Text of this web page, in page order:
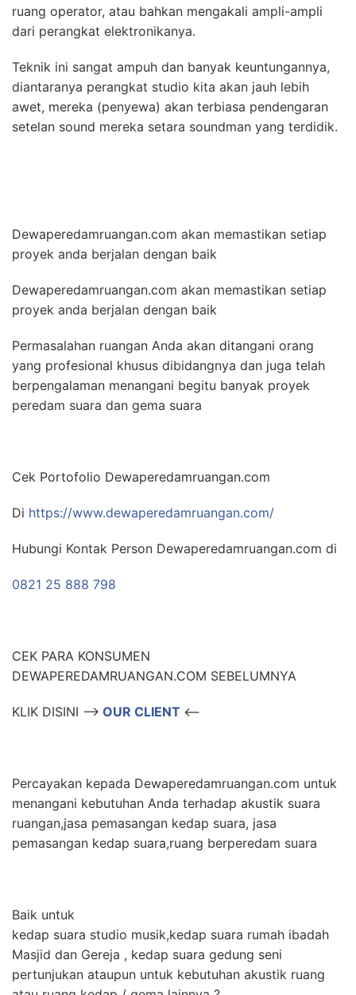
ruang operator, atau bahkan mengakali ampli-ampli
dari perangkat elektronikanya.
Teknik ini sangat ampuh dan banyak keuntungannya,
diantaranya perangkat studio kita akan jauh lebih
awet, mereka (penyewa) akan terbiasa pendengaran
setelan sound mereka setara soundman yang terdidik.
Dewaperedamruangan.com akan memastikan setiap
proyek anda berjalan dengan baik
Dewaperedamruangan.com akan memastikan setiap
proyek anda berjalan dengan baik
Permasalahan ruangan Anda akan ditangani orang
yang profesional khusus dibidangnya dan juga telah
berpengalaman menangani begitu banyak proyek
peredam suara dan gema suara
Cek Portofolio Dewaperedamruangan.com
Di https://www.dewaperedamruangan.com/
Hubungi Kontak Person Dewaperedamruangan.com di
0821 25 888 798
CEK PARA KONSUMEN
DEWAPEREDAMRUANGAN.COM SEBELUMNYA
KLIK DISINI –> OUR CLIENT <–
Percayakan kepada Dewaperedamruangan.com untuk
menangani kebutuhan Anda terhadap akustik suara
ruangan,jasa pemasangan kedap suara, jasa
pemasangan kedap suara,ruang berperedam suara
Baik untuk
kedap suara studio musik,kedap suara rumah ibadah
Masjid dan Gereja , kedap suara gedung seni
pertunjukan ataupun untuk kebutuhan akustik ruang